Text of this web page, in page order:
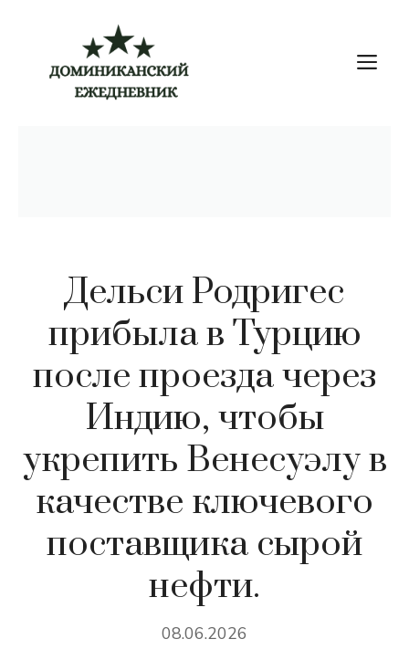
содержимому
Дельси Родригес
прибыла в Турцию
после проезда через
Индию, чтобы
укрепить Венесуэлу в
качестве ключевого
поставщика сырой
нефти.
08.06.2026